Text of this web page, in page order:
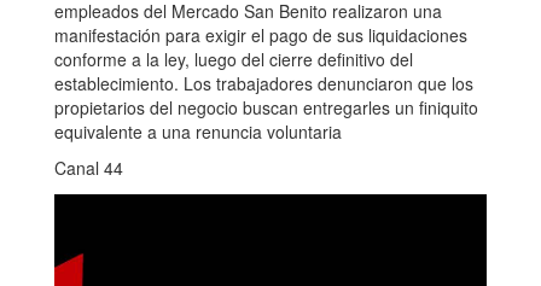
empleados del Mercado San Benito realizaron una
manifestación para exigir el pago de sus liquidaciones
conforme a la ley, luego del cierre definitivo del
establecimiento. Los trabajadores denunciaron que los
propietarios del negocio buscan entregarles un finiquito
equivalente a una renuncia voluntaria
Canal 44